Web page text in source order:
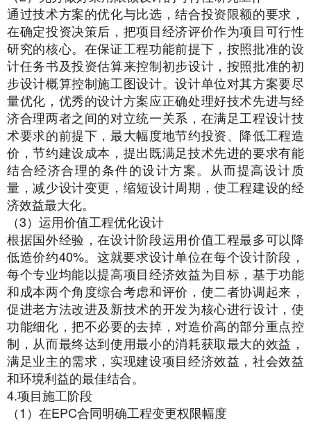
通过技术方案的优化与比选，结合投资限额的要求，
在确定投资决策后，把项目经济评价作为项目可行性
研究的核心。在保证工程功能前提下，按照批准的设
计任务书及投资估算来控制初步设计，按照批准的初
步设计概算控制施工图设计。设计单位对其方案要尽
量优化，优秀的设计方案应正确处理好技术先进与经
济合理两者之间的对立统一关系，在满足工程设计技
术要求的前提下，最大幅度地节约投资、降低工程造
价，节约建设成本，提出既满足技术先进的要求有能
结合经济合理的条件的设计方案。从而提高设计质
量，减少设计变更，缩短设计周期，使工程建设的经
济效益最大化。
（3）运用价值工程优化设计
根据国外经验，在设计阶段运用价值工程最多可以降
低造价约40%。这就要求设计单位在每个设计阶段，
每个专业均能以提高项目经济效益为目标，基于功能
和成本两个角度综合考虑和评价，使二者协调起来，
促进老方法改进及新技术的开发为核心进行设计，使
功能细化，把不必要的去掉，对造价高的部分重点控
制，从而最终达到使用最小的消耗获取最大的效益，
满足业主的需求，实现建设项目经济效益，社会效益
和环境利益的最佳结合。
4.项目施工阶段
（1）在EPC合同明确工程变更权限幅度